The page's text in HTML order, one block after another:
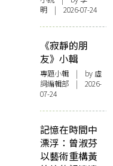
明 | 2026-07-24
《寂靜的朋
友》小輯
專題小輯 | by 虛
詞編輯部 | 2026-
07-24
記憶在時間中
漂浮：曾淑芬
以藝術重構黃